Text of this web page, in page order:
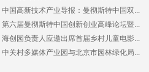
中国高新技术产业导报：曼彻斯特中国双...
第六届曼彻斯特中国创新创业高峰论坛暨...
海创园负责人应邀出席首届乡村儿童电影...
中关村多媒体产业园与北京市园林绿化局...